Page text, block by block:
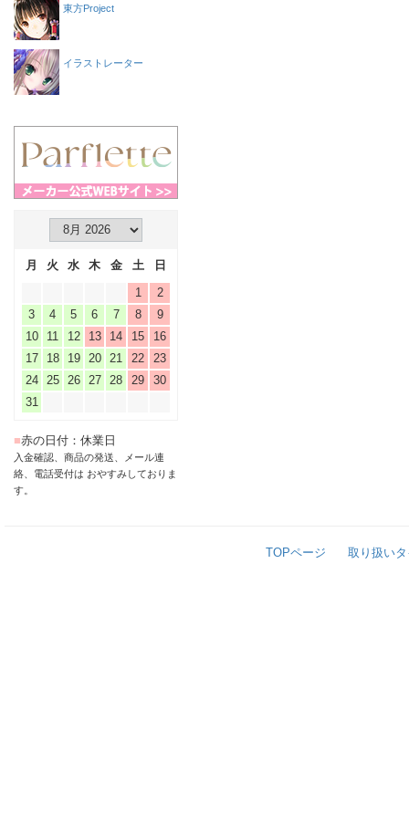
東方Project
イラストレーター
月 火 水 木 金 土
日
1
2
3
4 5 6 7 8
9
10
11 12 13 14 15
16
17
18 19 20 21 22
23
24
25 26 27 28 29
30
31
■赤の日付：休業日
入金確認、商品の発送、メール連
絡、電話受付は おやすみしておりま
す。
TOPページ 取り扱い